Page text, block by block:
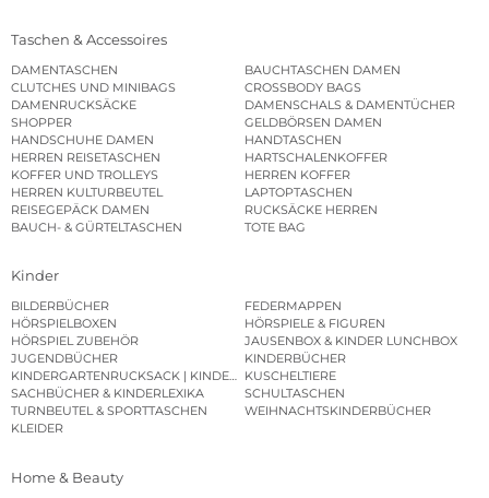
Taschen & Accessoires
DAMENTASCHEN
BAUCHTASCHEN DAMEN
CLUTCHES UND MINIBAGS
CROSSBODY BAGS
DAMENRUCKSÄCKE
DAMENSCHALS & DAMENTÜCHER
SHOPPER
GELDBÖRSEN DAMEN
HANDSCHUHE DAMEN
HANDTASCHEN
HERREN REISETASCHEN
HARTSCHALENKOFFER
KOFFER UND TROLLEYS
HERREN KOFFER
HERREN KULTURBEUTEL
LAPTOPTASCHEN
REISEGEPÄCK DAMEN
RUCKSÄCKE HERREN
BAUCH- & GÜRTELTASCHEN
TOTE BAG
Kinder
BILDERBÜCHER
FEDERMAPPEN
HÖRSPIELBOXEN
HÖRSPIELE & FIGUREN
HÖRSPIEL ZUBEHÖR
JAUSENBOX & KINDER LUNCHBOX
JUGENDBÜCHER
KINDERBÜCHER
KINDERGARTENRUCKSACK | KINDERGARTENBEUTEL
KUSCHELTIERE
SACHBÜCHER & KINDERLEXIKA
SCHULTASCHEN
TURNBEUTEL & SPORTTASCHEN
WEIHNACHTSKINDERBÜCHER
KLEIDER
Home & Beauty